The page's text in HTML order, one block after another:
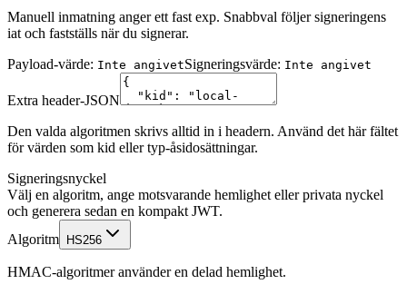
Manuell inmatning anger ett fast exp. Snabbval följer signeringens
iat och fastställs när du signerar.
Payload-värde: Inte angivetSigneringsvärde: Inte angivet
Extra header-JSON
Den valda algoritmen skrivs alltid in i headern. Använd det här fältet
för värden som kid eller typ-åsidosättningar.
Signeringsnyckel
Välj en algoritm, ange motsvarande hemlighet eller privata nyckel
och generera sedan en kompakt JWT.
Algoritm
HS256
HMAC-algoritmer använder en delad hemlighet.